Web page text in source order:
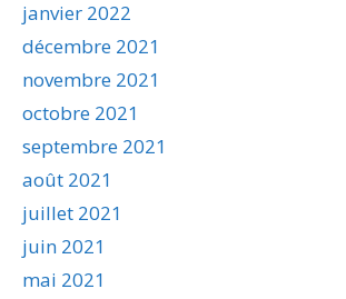
janvier 2022
décembre 2021
novembre 2021
octobre 2021
septembre 2021
août 2021
juillet 2021
juin 2021
mai 2021